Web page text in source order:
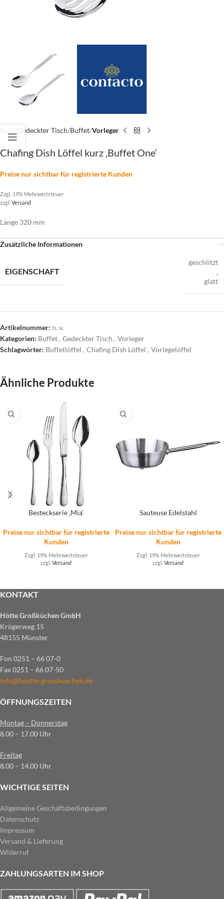
Gedeckter Tisch Buffet Vorleger
Chafing Dish Löffel kurz ‚Buffet One‘
Preise nur sichtbar für registrierte Kunden
Zzgl. 19% Mehrwertsteuer
zzgl. Versand
Länge 320 mm
Zusätzliche Informationen
EIGENSCHAFT
geschlitzt
,
glatt
Artikelnummer: n. v.
Kategorien: Buffet, Gedeckter Tisch , Vorleger
Schlagwörter: Buffetlöffel , Chafing Dish Löffel , Vorlegelöffel
Ähnliche Produkte
Besteckserie ‚Mia‘
Preise nur sichtbar für registrierte
Kunden
Zzgl. 19% Mehrwertsteuer
zzgl. Versand
Sauteuse Edelstahl
Preise nur sichtbar für registrierte
Kunden
Zzgl. 19% Mehrwertsteuer
zzgl. Versand
KONTAKT
Hötte Großküchen GmbH
Krögerweg 15
48155 Münster
Fon 0251 – 66 07-0
Fax 0251 – 66 07-50
info@hoette-grosskuechen.de
ÖFFNUNGSZEITEN
Montag – Donnerstag
8.00 – 17.00 Uhr
Freitag
8.00 – 14.00 Uhr
WICHTIGE SEITEN
Allgemeine Geschäftsbedingungen
Datenschutz
Impressum
Versand & Lieferung
Widerruf
ZAHLUNGSARTEN IM SHOP